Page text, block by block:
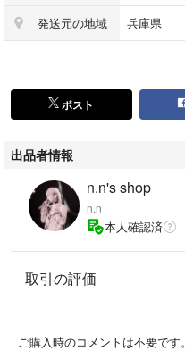
#チップ
#デール
発送元の地域 兵庫県
ポスト
出品者情報
n.n's shop
n.n
本人確認済
取引の評価
ご購入時のコメントは不要です。